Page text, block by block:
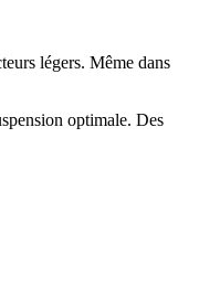
légers. Même dans
optimale. Des